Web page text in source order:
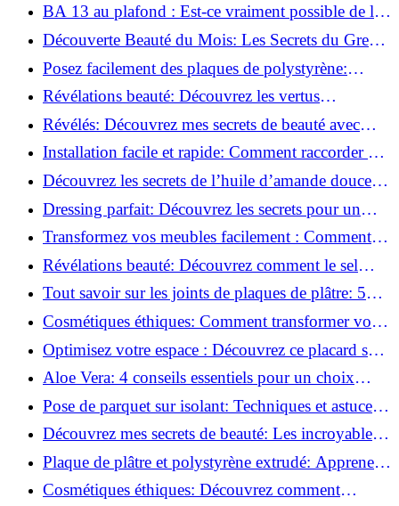
BA 13 au plafond : Est-ce vraiment possible de les
coller ?
Découverte Beauté du Mois: Les Secrets du Green
Glamour !
Posez facilement des plaques de polystyrène:
Transformez votre plafond sans effort !
Révélations beauté: Découvrez les vertus
insoupçonnées de l'huile de coco!
Révélés: Découvrez mes secrets de beauté avec
l'huile de ricin!
Installation facile et rapide: Comment raccorder un
luminaire au plafond!
Découvrez les secrets de l’huile d’amande douce :
Pourquoi vous devez l'adopter!
Dressing parfait: Découvrez les secrets pour un
rangement optimal!
Transformez vos meubles facilement : Comment
installer des roulettes en un clin d'œil !
Révélations beauté: Découvrez comment le sel
transforme votre routine!
Tout savoir sur les joints de plaques de plâtre: 5
questions clés pour comprendre les fissures!
Cosmétiques éthiques: Comment transformer votre
routine beauté!
Optimisez votre espace : Découvrez ce placard sous
rampant à portes coulissantes!
Aloe Vera: 4 conseils essentiels pour un choix
parfait!
Pose de parquet sur isolant: Techniques et astuces
pour un sol parfait!
Découvrez mes secrets de beauté: Les incroyables
vertus du raisin!
Plaque de plâtre et polystyrène extrudé: Apprenez
à les coller efficacement!
Cosmétiques éthiques: Découvrez comment